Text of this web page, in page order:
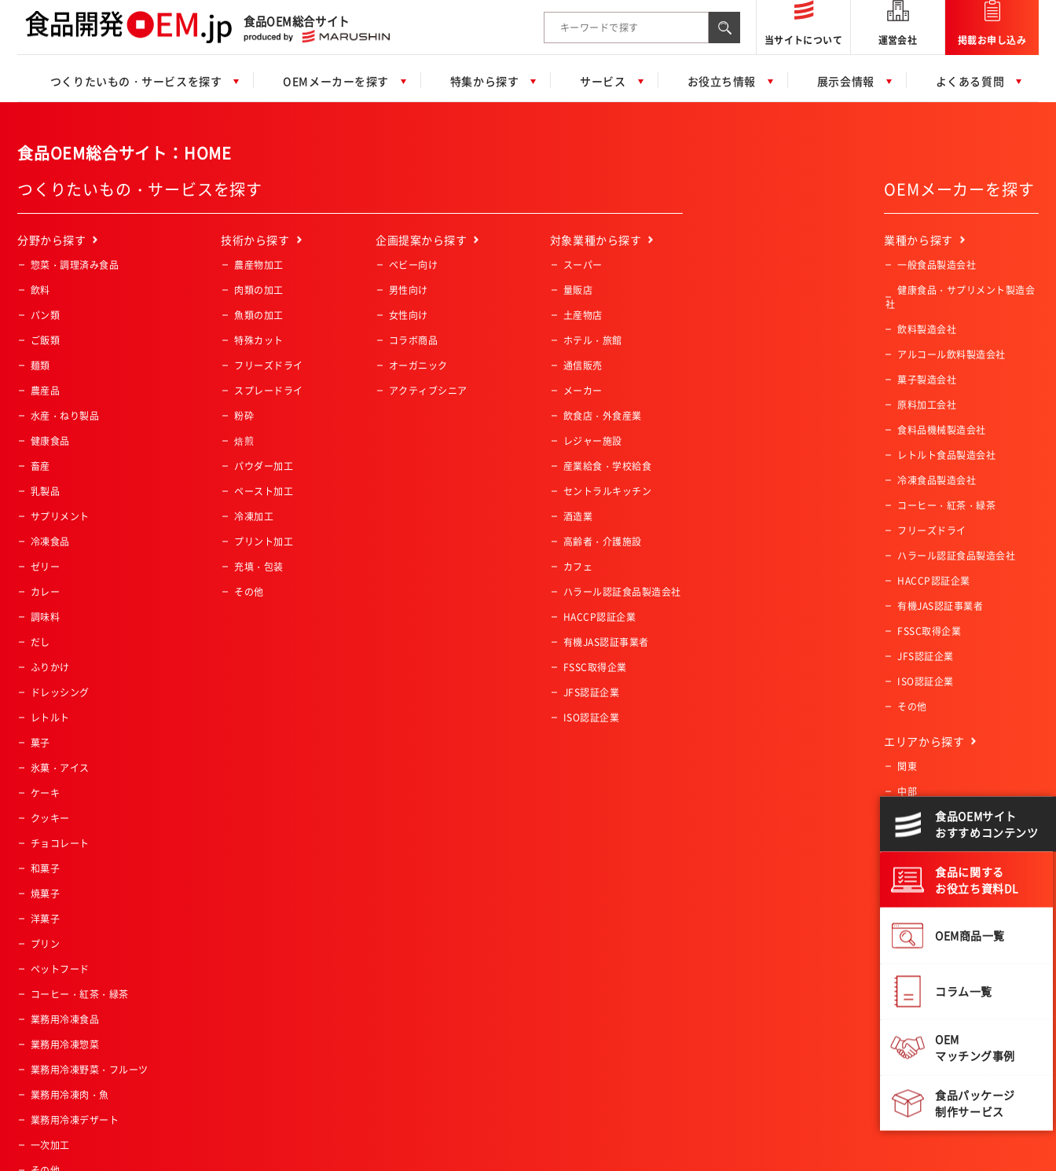
食品OEM総合サイト
検索キーワード入力 当サイトについて 運営会社 掲載お申し込み
つくりたいもの・サービスを探す OEMメーカーを探す 特集から探す サービス お役立ち情報 展示会情報 よくある質問
食品OEMサイト
おすすめコンテンツ
食品に関する
お役立ち資料DL
OEM商品一覧
コラム一覧
OEM
マッチング事例
食品パッケージ
制作サービス
食品OEM総合サイト：HOME
つくりたいもの・サービスを探す
分野から探す
惣菜・調理済み食品
飲料
パン類
ご飯類
麺類
農産品
水産・ねり製品
健康食品
畜産
乳製品
サプリメント
冷凍食品
ゼリー
カレー
調味料
だし
ふりかけ
ドレッシング
レトルト
菓子
氷菓・アイス
ケーキ
クッキー
チョコレート
和菓子
焼菓子
洋菓子
プリン
ペットフード
コーヒー・紅茶・緑茶
業務用冷凍食品
業務用冷凍惣菜
業務用冷凍野菜・フルーツ
業務用冷凍肉・魚
業務用冷凍デザート
一次加工
技術から探す
農産物加工
肉類の加工
魚類の加工
特殊カット
フリーズドライ
スプレードライ
粉砕
焙煎
パウダー加工
ペースト加工
冷凍加工
プリント加工
充填・包装
その他
企画提案から探す
ベビー向け
男性向け
女性向け
コラボ商品
オーガニック
アクティブシニア
対象業種から探す
スーパー
量販店
土産物店
ホテル・旅館
通信販売
メーカー
飲食店・外食産業
レジャー施設
産業給食・学校給食
セントラルキッチン
酒造業
高齢者・介護施設
カフェ
ハラール認証食品製造会社
HACCP認証企業
有機JAS認証事業者
FSSC取得企業
JFS認証企業
ISO認証企業
OEMメーカーを探す
業種から探す
一般食品製造会社
健康食品・サプリメント製造会
社
飲料製造会社
アルコール飲料製造会社
菓子製造会社
原料加工会社
食料品機械製造会社
レトルト食品製造会社
冷凍食品製造会社
コーヒー・紅茶・緑茶
フリーズドライ
ハラール認証食品製造会社
HACCP認証企業
有機JAS認証事業者
FSSC取得企業
JFS認証企業
ISO認証企業
その他
エリアから探す
関東
中部
近畿
中国
四国
九州・沖縄
東北